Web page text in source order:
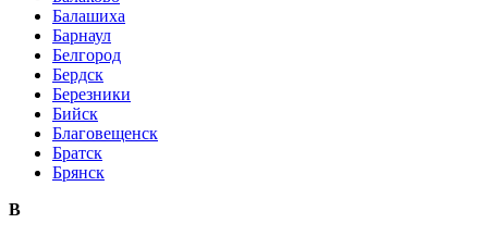
Балашиха
Барнаул
Белгород
Бердск
Березники
Бийск
Благовещенск
Братск
Брянск
В